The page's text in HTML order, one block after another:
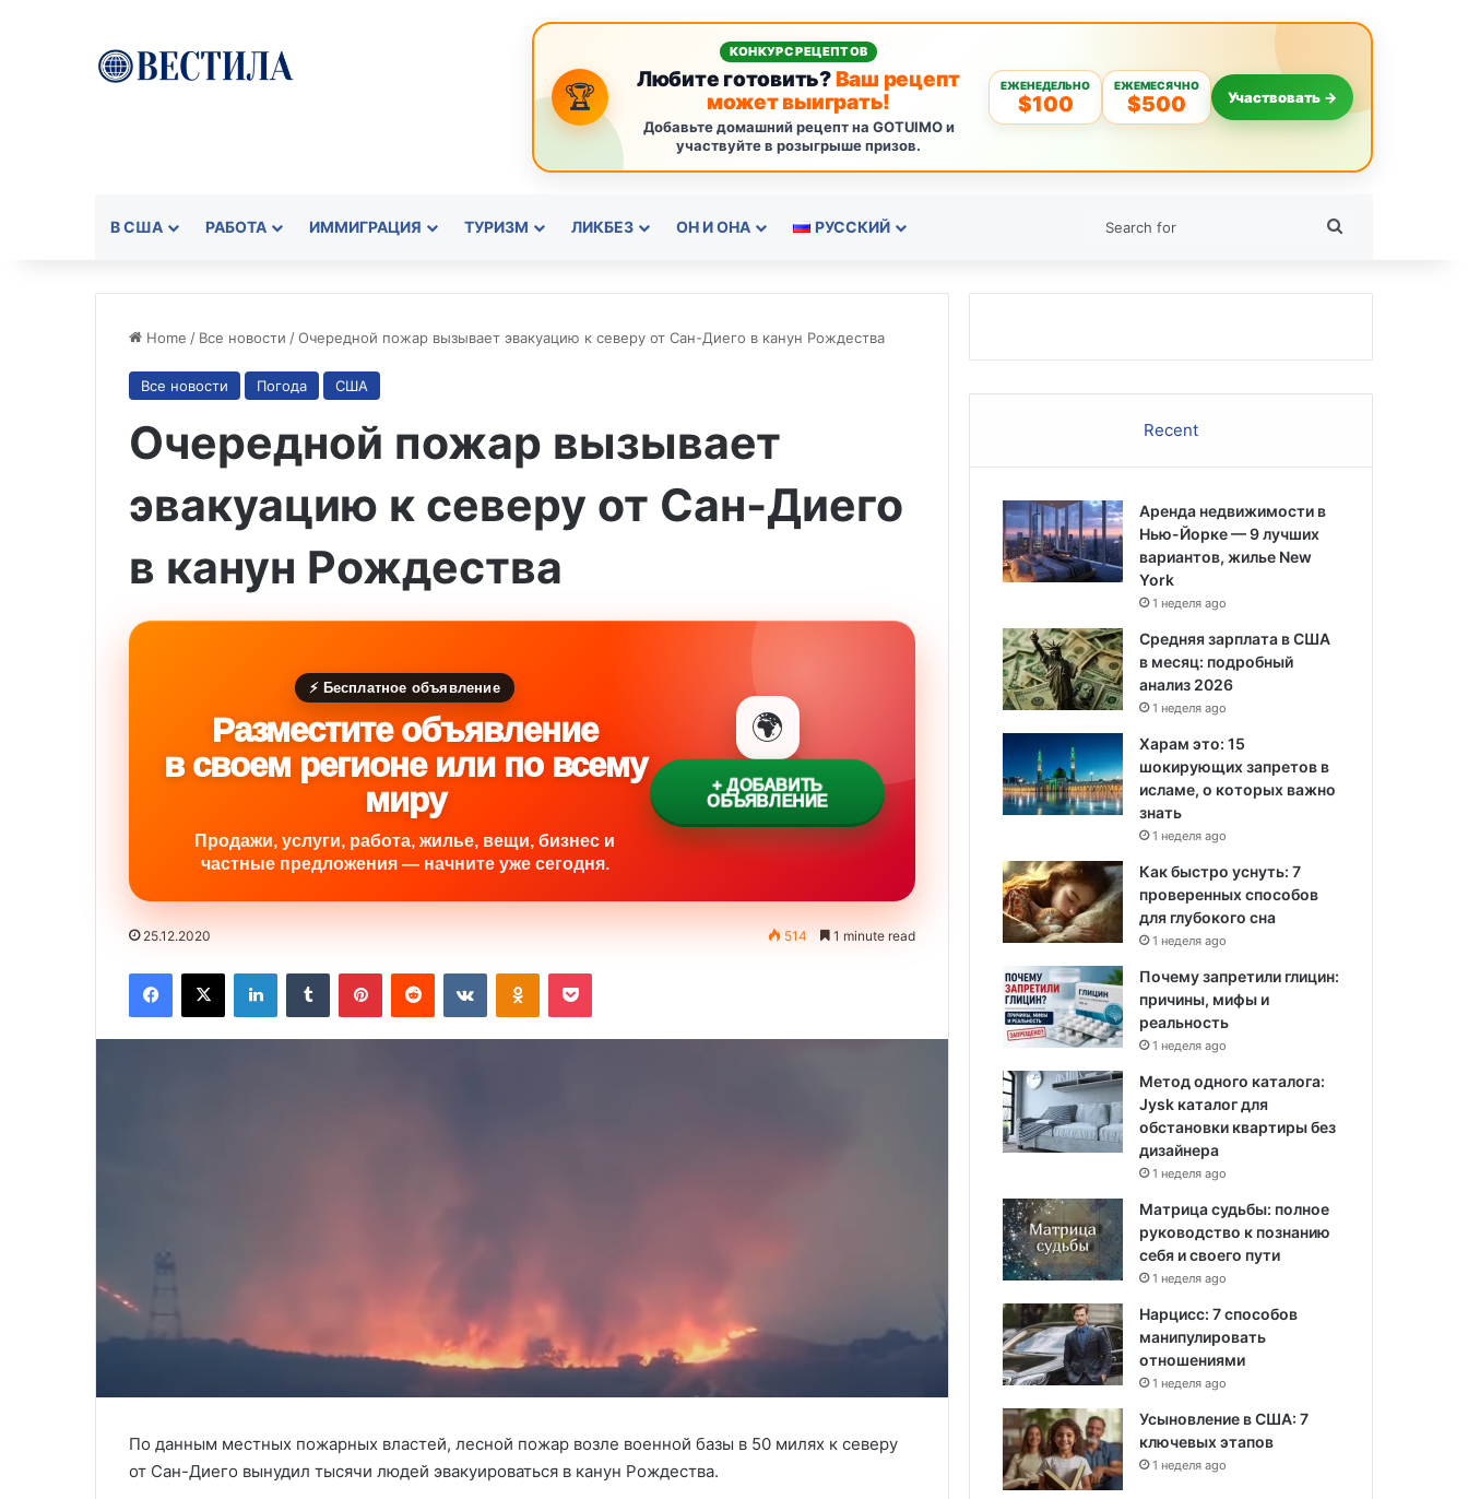
🏆
КОНКУРС РЕЦЕПТОВ
Любите готовить?Ваш рецепт
может выиграть!
Добавьте домашний рецепт на GOTUIMO и
участвуйте в розыгрыше призов.
ЕЖЕНЕДЕЛЬНО
$100
ЕЖЕМЕСЯЧНО
$500 Участвовать →
В США РАБОТА ИММИГРАЦИЯ ТУРИЗМ ЛИКБЕЗ ОН И ОНА РУССКИЙ
Home / Все новости /Очередной пожар вызывает эвакуацию к северу от Сан-Диего в канун Рождества
Все новости Погода США
Очередной пожар вызывает
эвакуацию к северу от Сан-Диего
в канун Рождества
⚡ Бесплатное объявление
Разместите объявление
в своем регионе или по всему
миру
Продажи, услуги, работа, жилье, вещи, бизнес и
частные предложения — начните уже сегодня.
🌍
+ ДОБАВИТЬ
ОБЪЯВЛЕНИЕ
25.12.2020 514 1 minute read
По данным местных пожарных властей, лесной пожар возле военной базы в 50 милях к северу
от Сан-Диего вынудил тысячи людей эвакуироваться в канун Рождества.
Recent
Аренда недвижимости в
Нью-Йорке — 9 лучших
вариантов, жилье New
York
1 неделя ago
Средняя зарплата в США
в месяц: подробный
анализ 2026
1 неделя ago
Харам это: 15
шокирующих запретов в
исламе, о которых важно
знать
1 неделя ago
Как быстро уснуть: 7
проверенных способов
для глубокого сна
1 неделя ago
Почему запретили глицин:
причины, мифы и
реальность
1 неделя ago
Метод одного каталога:
Jysk каталог для
обстановки квартиры без
дизайнера
1 неделя ago
Матрица судьбы: полное
руководство к познанию
себя и своего пути
1 неделя ago
Нарцисс: 7 способов
манипулировать
отношениями
1 неделя ago
Усыновление в США: 7
ключевых этапов
1 неделя ago